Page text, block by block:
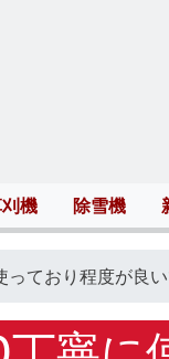
機 除雪機
ており程度が良い